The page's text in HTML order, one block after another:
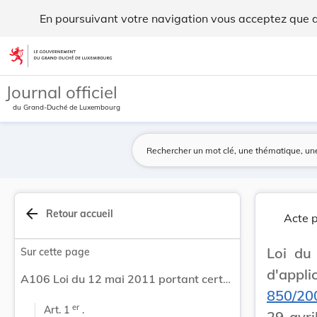
En poursuivant votre navigation vous acceptez que
Aller au contenu
Journal officiel
du Grand-Duché de Luxembourg
arrow_back Retour accueil
Sur cette page
A106 Loi du 12 mai 2011 portant certaines modalités d'application et sanction du règlement (CE) No 850/2004 du Parlement européen et du Conseil du 29 avril 2004 concernant les polluants organiques persistants et modifiant la directive 79/117/CEE.
Art. 1 er .
Acte
Loi du
850/